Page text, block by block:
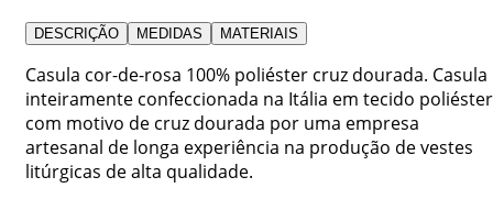
DESCRIÇÃO MEDIDAS MATERIAIS
Casula cor-de-rosa 100% poliéster cruz dourada. Casula
inteiramente confeccionada na Itália em tecido poliéster
com motivo de cruz dourada por uma empresa
artesanal de longa experiência na produção de vestes
litúrgicas de alta qualidade.